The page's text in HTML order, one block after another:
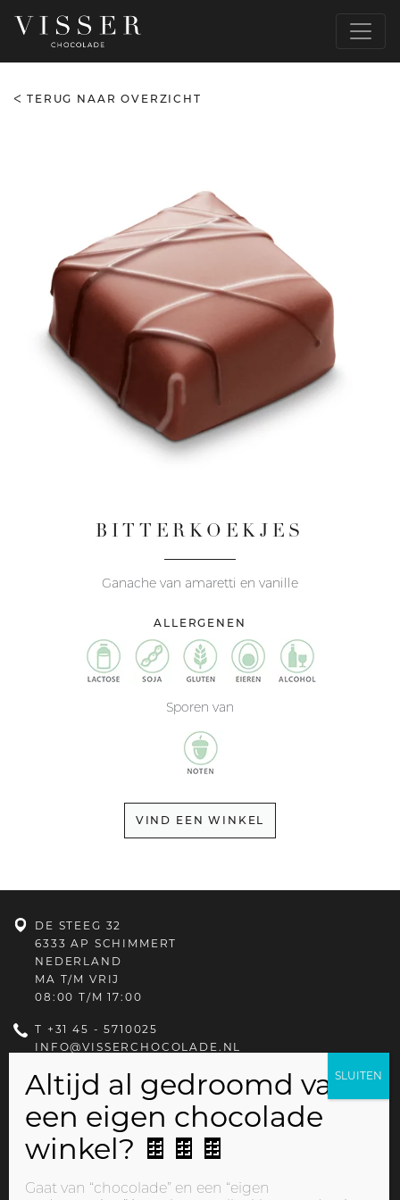
TERUG NAAR OVERZICHT
BITTERKOEKJES
Ganache van amaretti en vanille
ALLERGENEN
Sporen van
VIND EEN WINKEL
DE STEEG 32
6333 AP SCHIMMERT
NEDERLAND
MA T/M VRIJ
08:00 T/M 17:00
T +31 45 - 5710025
INFO@VISSERCHOCOLADE.NL
Gaat van “chocolade” en een “eigen